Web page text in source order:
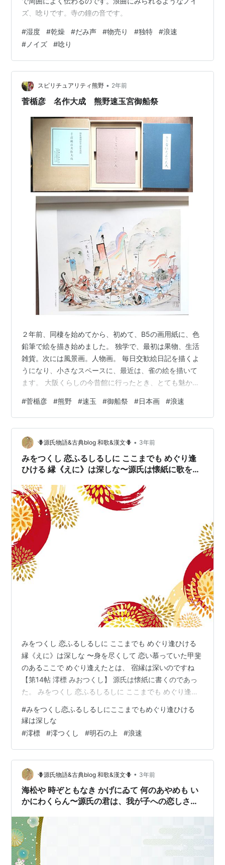
ズ、唸りです。寺の鐘の音です。
#湿度 #乾燥 #だみ声 #物売り #独特 #浪速
# ノイズ #唸り
スピリチュアリティ熊野 • 2年前
菅楯彦 名作大成 熊野速玉宮御船祭
２年前、同棲を始めてから、初めて、B5の画用紙に、色
鉛筆で絵を描き始めました。 独学で、最初は果物、生活
雑貨。次には風景画。人物画。 毎日交歓絵日記を描くよ
うになり、小さなスペースに、最近は、雀の絵を描いて
ます。 大阪くらしの今昔館に行ったとき、とても魅かれ
の作品も見たくなり、菅楯彦名作大成を、古本屋で見つ
けました。 その本の中に 熊野速玉宮御船祭 がありまし
た。 菅楯彦 名作大成 熊野速玉宮御船祭
#菅楯彦 #熊野 #速玉 #御船祭 #日本画 #浪速
🪻源氏物語&古典blog 和歌&漢文🪻 • 3年前
みをつくし 恋ふるしるしに ここまでも めぐり逢
ひける 縁《えに》は深しな〜源氏は懐紙に歌を書
みをつくし 恋ふるしるしに ここまでも めぐり逢ひける
縁《えに》は深しな 〜身を尽くして 恋い慕っていた甲斐
のあるここで めぐり逢えたとは、 宿縁は深いのですね
【第14帖 澪標 みおつくし】 源氏は懐紙に書くのであっ
た。 みをつくし 恋ふるしるしに ここまでも めぐり逢ひ
ける 縁《えに》は深しな 惟光に渡すと、 明石へついて
行っていた男で、 入道家の者と心安くなっていた者を使
いにして 明石の君の船へやった。 派手な一行が浪速を通
かりが思われて 悲しんでいた所へ、 ただ少しの消息では
wr…
#みをつくし恋ふるしるしにここまでもめぐり逢ひける
縁は深しな
#澪標 #澪つくし #明石の上 #浪速
🪻源氏物語&古典blog 和歌&漢文🪻 • 3年前
海松や 時ぞともなき かげにゐて 何のあやめも い
かにわくらん〜源氏の君は、我が子への恋しさと